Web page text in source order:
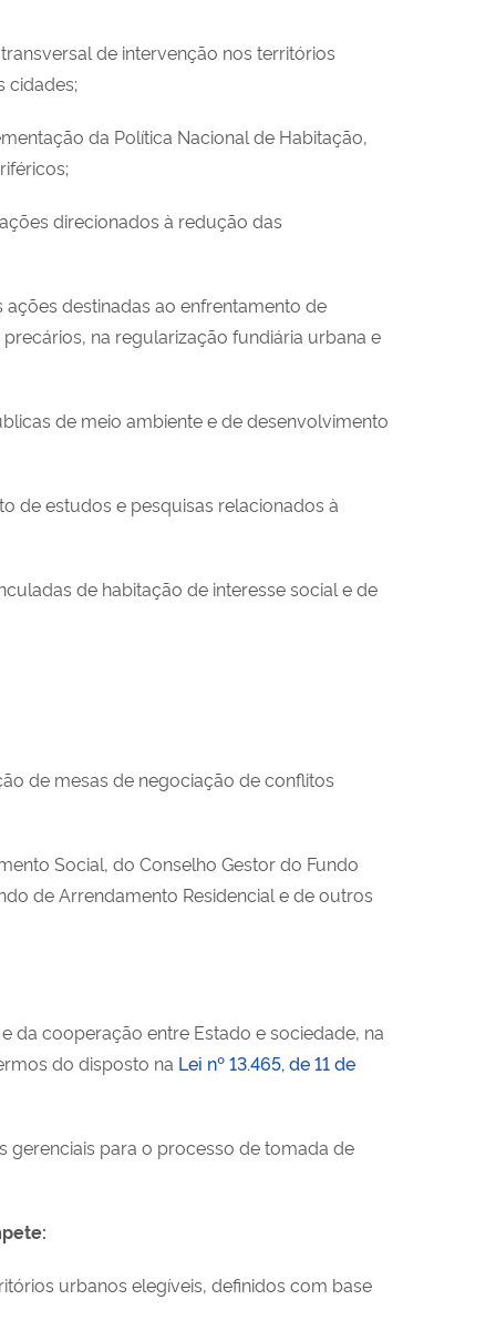
de intervenção nos territórios
cidades;
da Política Nacional de Habitação,
direcionados à redução das
destinadas ao enfrentamento de
na regularização fundiária urbana e
de meio ambiente e de desenvolvimento
de estudos e pesquisas relacionados à
de habitação de interesse social e de
de mesas de negociação de conflitos
Social, do Conselho Gestor do Fundo
de Arrendamento Residencial e de outros
da cooperação entre Estado e sociedade, na
do disposto na Lei nº 13.465, de 11 de
gerenciais para o processo de tomada de
urbanos elegíveis, definidos com base